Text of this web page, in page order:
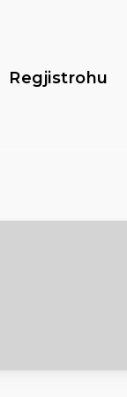
Regjistrohu